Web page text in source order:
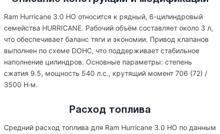
Ram Hurricane 3.0 HO относится к рядный, 6-цилиндровый
семейства HURRICANE. Рабочий объём составляет около 3 л,
что обеспечивает баланс тяги и экономии. Привод клапанов
выполнен по схеме DOHC, что поддерживает стабильное
наполнение цилиндров. Основные параметры: степень
сжатия 9.5, мощность 540 л.с., крутящий момент 706 (72) /
3500 Н·м.
Расход топлива
Средний расход топлива для Ram Hurricane 3.0 HO по данным